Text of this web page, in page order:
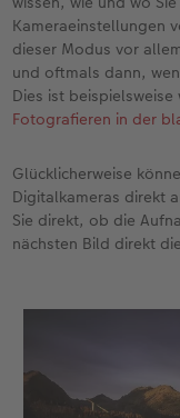
Kameraeinstellungen
dieser Modus vor
und oftmals dann,
Dies ist
Fotografieren in der
Glücklicherweise
Digitalkameras direkt
Sie direkt, ob die
nächsten Bild direkt